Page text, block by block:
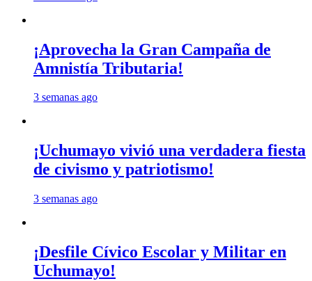
¡Aprovecha la Gran Campaña de
Amnistía Tributaria!
3 semanas ago
¡Uchumayo vivió una verdadera fiesta
de civismo y patriotismo!
3 semanas ago
¡Desfile Cívico Escolar y Militar en
Uchumayo!